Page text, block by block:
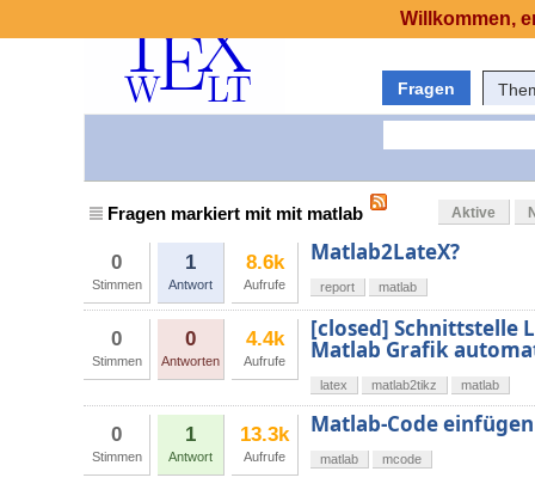
Fragen
Fragen markiert mit mit matlab Aktive
0
Stimmen
1
Antwort
8.6k
Aufrufe
Matlab2LateX?
report matlab
0
Stimmen
0
Antworten
4.4k
Aufrufe
[closed] Schnittstelle
Matlab Grafik
latex matlab2tikz matlab
0
Stimmen
1
Antwort
13.3k
Aufrufe
Matlab-Code einfügen
matlab mcode
Willkommen,